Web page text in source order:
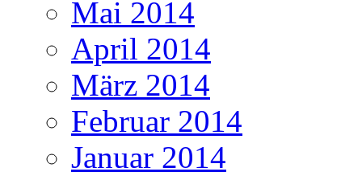
Mai 2014
April 2014
März 2014
Februar 2014
Januar 2014